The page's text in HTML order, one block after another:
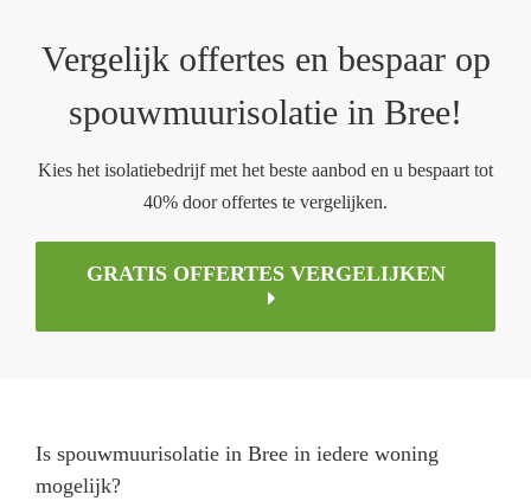
Vergelijk offertes en bespaar op
spouwmuurisolatie in Bree!
Kies het isolatiebedrijf met het beste aanbod en u bespaart tot
40% door offertes te vergelijken.
GRATIS OFFERTES VERGELIJKEN
Is spouwmuurisolatie in Bree in iedere woning
mogelijk?